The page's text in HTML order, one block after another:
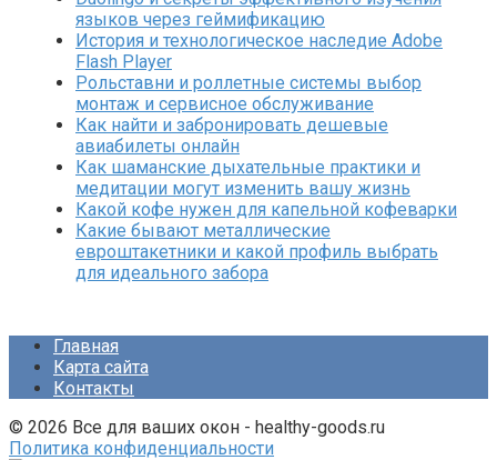
языков через геймификацию
История и технологическое наследие Adobe
Flash Player
Рольставни и роллетные системы выбор
монтаж и сервисное обслуживание
Как найти и забронировать дешевые
авиабилеты онлайн
Как шаманские дыхательные практики и
медитации могут изменить вашу жизнь
Какой кофе нужен для капельной кофеварки
Какие бывают металлические
евроштакетники и какой профиль выбрать
для идеального забора
Главная
Карта сайта
Контакты
© 2026 Все для ваших окон - healthy-goods.ru
Политика конфиденциальности